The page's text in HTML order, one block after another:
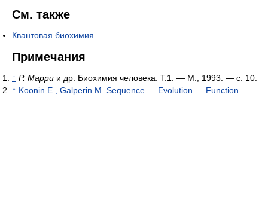
См. также
Квантовая биохимия
Примечания
↑ Р. Марри и др. Биохимия человека. Т.1. — М., 1993. — с. 10.
↑ Koonin E., Galperin M. Sequence — Evolution — Function.